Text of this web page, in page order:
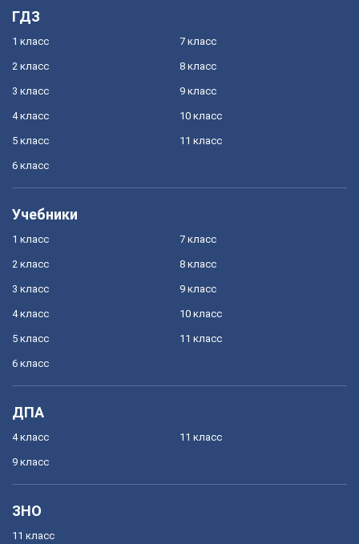
ГДЗ
1 класс
2 класс
3 класс
4 класс
5 класс
6 класс
7 класс
8 класс
9 класс
10 класс
11 класс
Учебники
1 класс
2 класс
3 класс
4 класс
5 класс
6 класс
7 класс
8 класс
9 класс
10 класс
11 класс
ДПА
4 класс
9 класс
11 класс
ЗНО
11 класс